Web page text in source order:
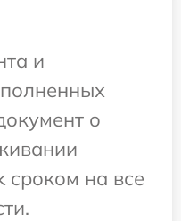
и
о
сроком на все